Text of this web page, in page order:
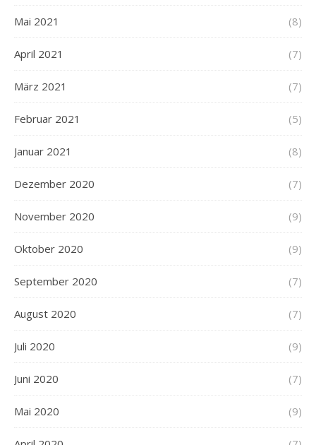
Mai 2021 (8)
April 2021 (7)
März 2021 (7)
Februar 2021 (5)
Januar 2021 (8)
Dezember 2020 (7)
November 2020 (9)
Oktober 2020 (9)
September 2020 (7)
August 2020 (7)
Juli 2020 (9)
Juni 2020 (7)
Mai 2020 (9)